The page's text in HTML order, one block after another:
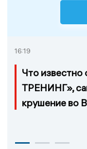
16:19
Что
ТРЕНИНГ»,
крушение во